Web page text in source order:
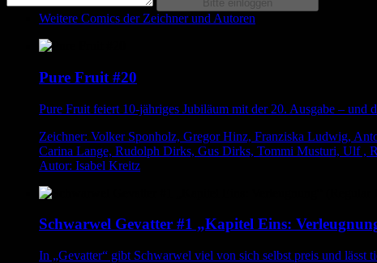
Weitere Comics der Zeichner und Autoren
Pure Fruit #20
Pure Fruit feiert 10-jähriges Jubiläum mit der 20. Ausgabe – und
Zeichner: Volker Sponholz, Gregor Hinz, Franziska Ludwig,
Carina Lange, Rudolph Dirks, Gus Dirks, Tommi Musturi, Ulf ,
Autor: Isabel Kreitz
Schwarwel Gevatter #1 „Kapitel Eins:
In „Gevatter“ gibt Schwarwel viel von sich selbst preis und